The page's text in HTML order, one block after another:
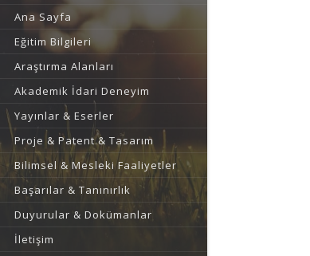
Ana Sayfa
Eğitim Bilgileri
Araştırma Alanları
Akademik İdari Deneyim
Yayınlar & Eserler
Proje & Patent & Tasarım
Bilimsel & Mesleki Faaliyetler
Başarılar & Tanınırlık
Duyurular & Dokümanlar
İletişim